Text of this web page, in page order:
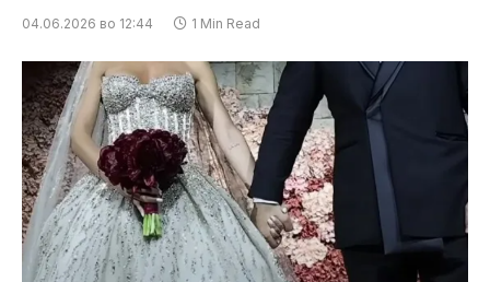
04.06.2026 во 12:44 1 Min Read